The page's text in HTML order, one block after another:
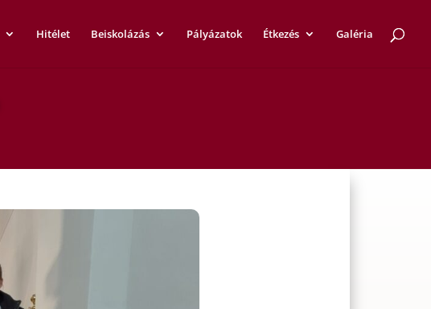
Hitélet Beiskolázás Pályázatok Étkezés Galéria